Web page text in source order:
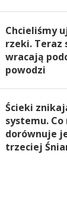
Chcieliśmy
rzeki. Teraz
wracają
powodzi
Ścieki
systemu.
dorównuje
trzeciej